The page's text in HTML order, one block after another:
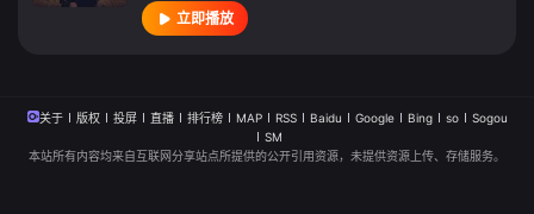
立即播放
关于 版权 投屏 直播 排行榜 MAP RSS Baidu Google Bing so
Sogou
SM
本站所有内容均来自互联网分享站点所提供的公开引用资源，未提供资源上传、存储服务。